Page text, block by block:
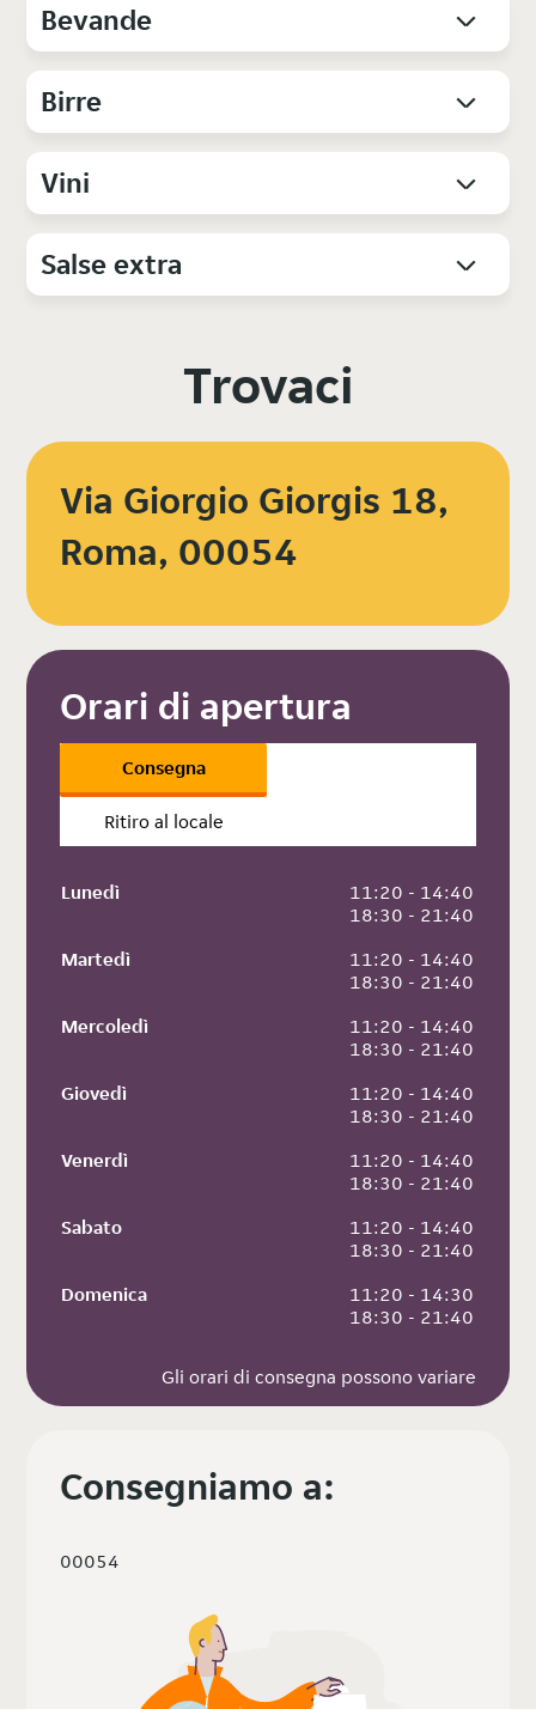
Bevande
Birre
Vini
Salse extra
Trovaci
Via Giorgio Giorgis 18,
Roma, 00054
Orari di apertura
Consegna
Ritiro al locale
Lunedì
11:20 - 14:40
18:30 - 21:40
Martedì
11:20 - 14:40
18:30 - 21:40
Mercoledì
11:20 - 14:40
18:30 - 21:40
Giovedì
11:20 - 14:40
18:30 - 21:40
Venerdì
11:20 - 14:40
18:30 - 21:40
Sabato
11:20 - 14:40
18:30 - 21:40
Domenica
11:20 - 14:30
18:30 - 21:40
Gli orari di consegna possono variare
Consegniamo a:
00054